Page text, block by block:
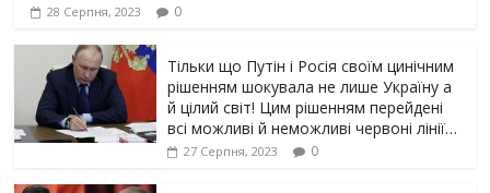
28 Серпня, 2023 0
Тільки що Путін і Росія своїм цинічним
рішенням шoкyвaлa не лише Україну а
й цілий світ! Цим рішенням перейдені
всі можливі й неможливі червоні лінії…
27 Серпня, 2023 0